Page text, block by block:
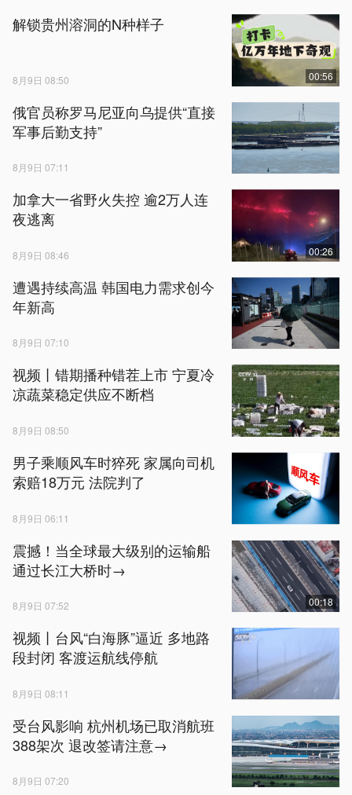
解锁贵州溶洞的N种样子
8月9日 08:50 00:56
俄官员称罗马尼亚向乌提供“直接
军事后勤支持”
8月9日 07:11
加拿大一省野火失控 逾2万人连
夜逃离
8月9日 08:46 00:26
遭遇持续高温 韩国电力需求创今
年新高
8月9日 07:10
视频丨错期播种错茬上市 宁夏冷
凉蔬菜稳定供应不断档
8月9日 08:50
男子乘顺风车时猝死 家属向司机
索赔18万元 法院判了
8月9日 06:11
震撼！当全球最大级别的运输船
通过长江大桥时→
8月9日 07:52 00:18
视频丨台风“白海豚”逼近 多地路
段封闭 客渡运航线停航
8月9日 08:11
受台风影响 杭州机场已取消航班
388架次 退改签请注意→
8月9日 07:20